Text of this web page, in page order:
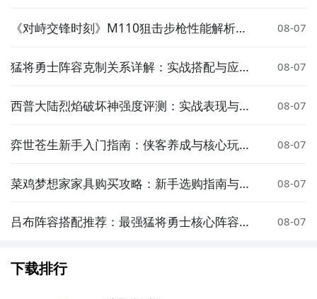
《对峙交锋时刻》M110狙击步枪性能解析与
08-07
猛将勇士阵容克制关系详解：实战搭配与应对
08-07
西普大陆烈焰破坏神强度评测：实战表现与技
08-07
弈世苍生新手入门指南：侠客养成与核心玩法
08-07
菜鸡梦想家家具购买攻略：新手选购指南与实
08-07
吕布阵容搭配推荐：最强猛将勇士核心阵容与
08-07
下载排行